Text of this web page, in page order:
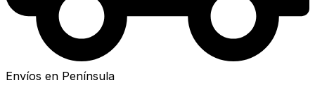
Envíos en Península